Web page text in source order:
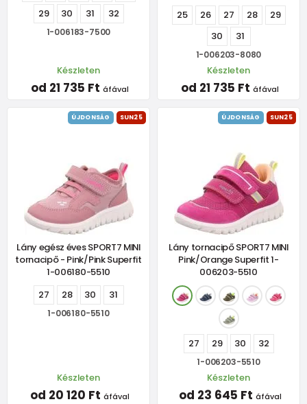
29
30 31 32
1-006183-7500
Készleten
od 21 735 Ft áfával
25 26 27 28
29
30
31
1-006203-8080
Készleten
od 21 735 Ft áfával
ÚJDONSÁG SUN25
Lány egész éves SPORT7 MINI
tornacipő - Pink/Pink Superfit
1-006180-5510
27
28 30 31
1-006180-5510
Készleten
od 20 120 Ft áfával
ÚJDONSÁG SUN25
Lány tornacipő SPORT7 MINI
Pink/Orange Superfit 1-
006203-5510
27 29 30 32
1-006203-5510
Készleten
od 23 645 Ft áfával